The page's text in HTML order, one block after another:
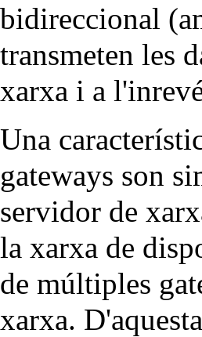
bidireccional
transmeten les
xarxa i a
Una
gateways son
servidor de
la xarxa de
de múltiples
xarxa.